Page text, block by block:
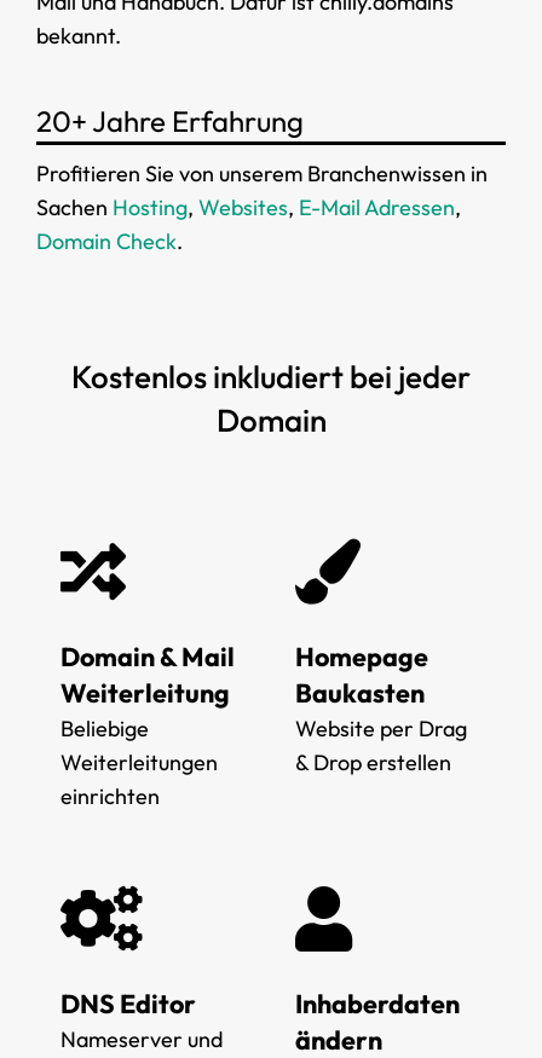
bekannt.
20+ Jahre Erfahrung
Profitieren Sie von unserem Branchenwissen in
Sachen Hosting, Websites, E-Mail Adressen,
Domain Check.
Kostenlos inkludiert bei jeder
Domain
Domain & Mail
Weiterleitung
Beliebige
Weiterleitungen
einrichten
Homepage
Baukasten
Website per Drag
& Drop erstellen
DNS Editor
Nameserver und
Inhaberdaten
ändern